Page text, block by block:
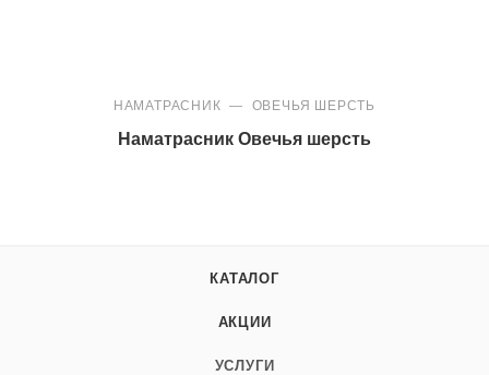
НАМАТРАСНИК— ОВЕЧЬЯ ШЕРСТЬ
Наматрасник Овечья шерсть
КАТАЛОГ
АКЦИИ
УСЛУГИ